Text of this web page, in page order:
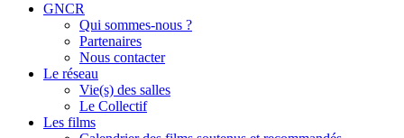
GNCR
Qui sommes-nous ?
Partenaires
Nous contacter
Le réseau
Vie(s) des salles
Le Collectif
Les films